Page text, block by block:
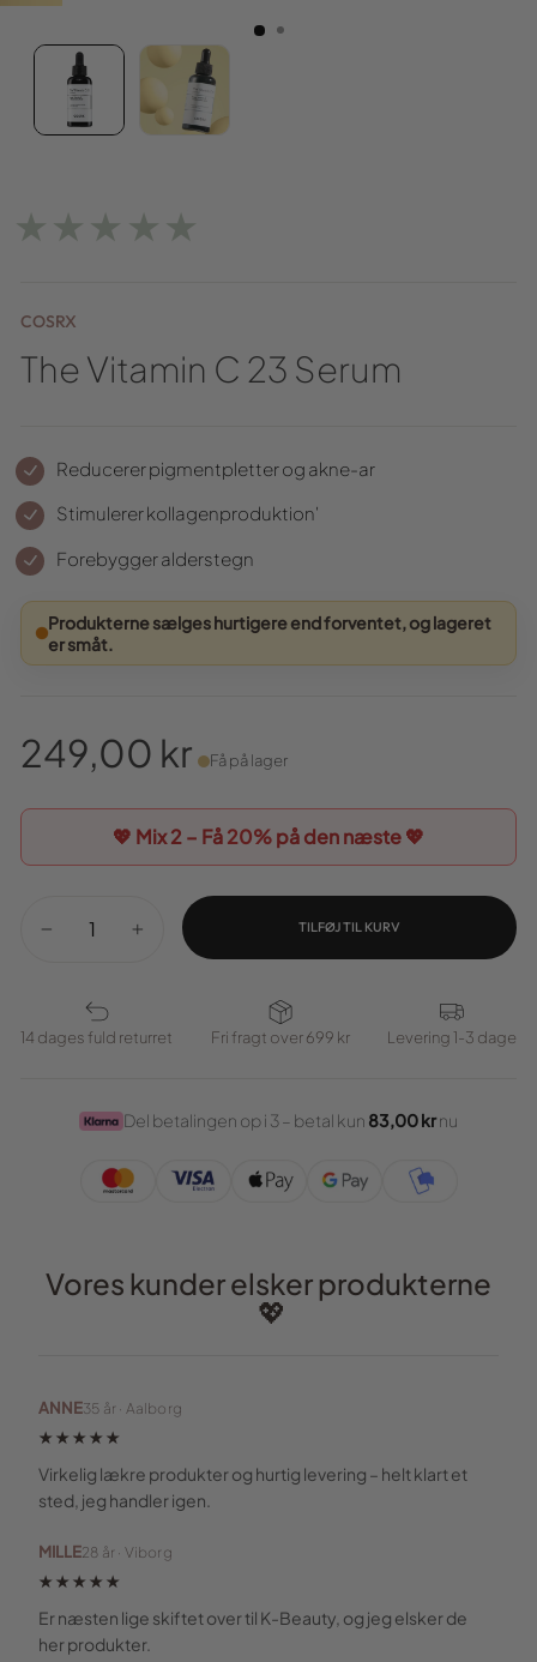
★★★★★
COSRX
The Vitamin C 23 Serum
Reducerer pigmentpletter og akne-ar
Stimulerer kollagenproduktion'
Forebygger alderstegn
Produkterne sælges hurtigere end forventet, og lageret
er småt.
pris
249,00 kr Få på lager
💖 Mix 2 – Få20%på den næste 💖
+
TILFØJ TIL KURV
14 dages fuld returret Fri fragt over 699 kr Levering 1-3 dage
Del betalingen op i 3 – betal kun 83,00 krnu
Vores kunder elsker produkterne
💖
ANNE35 år · Aalborg
★★★★★
Virkelig lækre produkter og hurtig levering – helt klart et
sted, jeg handler igen.
MILLE28 år · Viborg
★★★★★
Er næsten lige skiftet over til K-Beauty, og jeg elsker de
her produkter.